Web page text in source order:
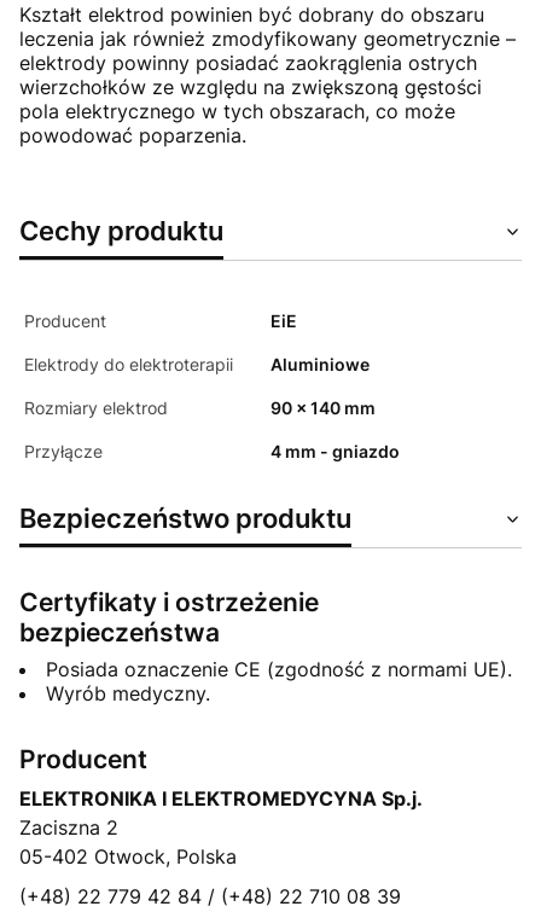
Kształt elektrod powinien być dobrany do obszaru
leczenia jak również zmodyfikowany geometrycznie –
elektrody powinny posiadać zaokrąglenia ostrych
wierzchołków ze względu na zwiększoną gęstości
pola elektrycznego w tych obszarach, co może
powodować poparzenia.
Cechy produktu
Producent EiE
Elektrody do elektroterapii Aluminiowe
Rozmiary elektrod 90 x 140 mm
Przyłącze 4 mm - gniazdo
Bezpieczeństwo produktu
Certyfikaty i ostrzeżenie
bezpieczeństwa
Posiada oznaczenie CE (zgodność z normami UE).
Wyrób medyczny.
Producent
ELEKTRONIKA I ELEKTROMEDYCYNA Sp.j.
Zaciszna 2
05-402 Otwock, Polska
(+48) 22 779 42 84 / (+48) 22 710 08 39